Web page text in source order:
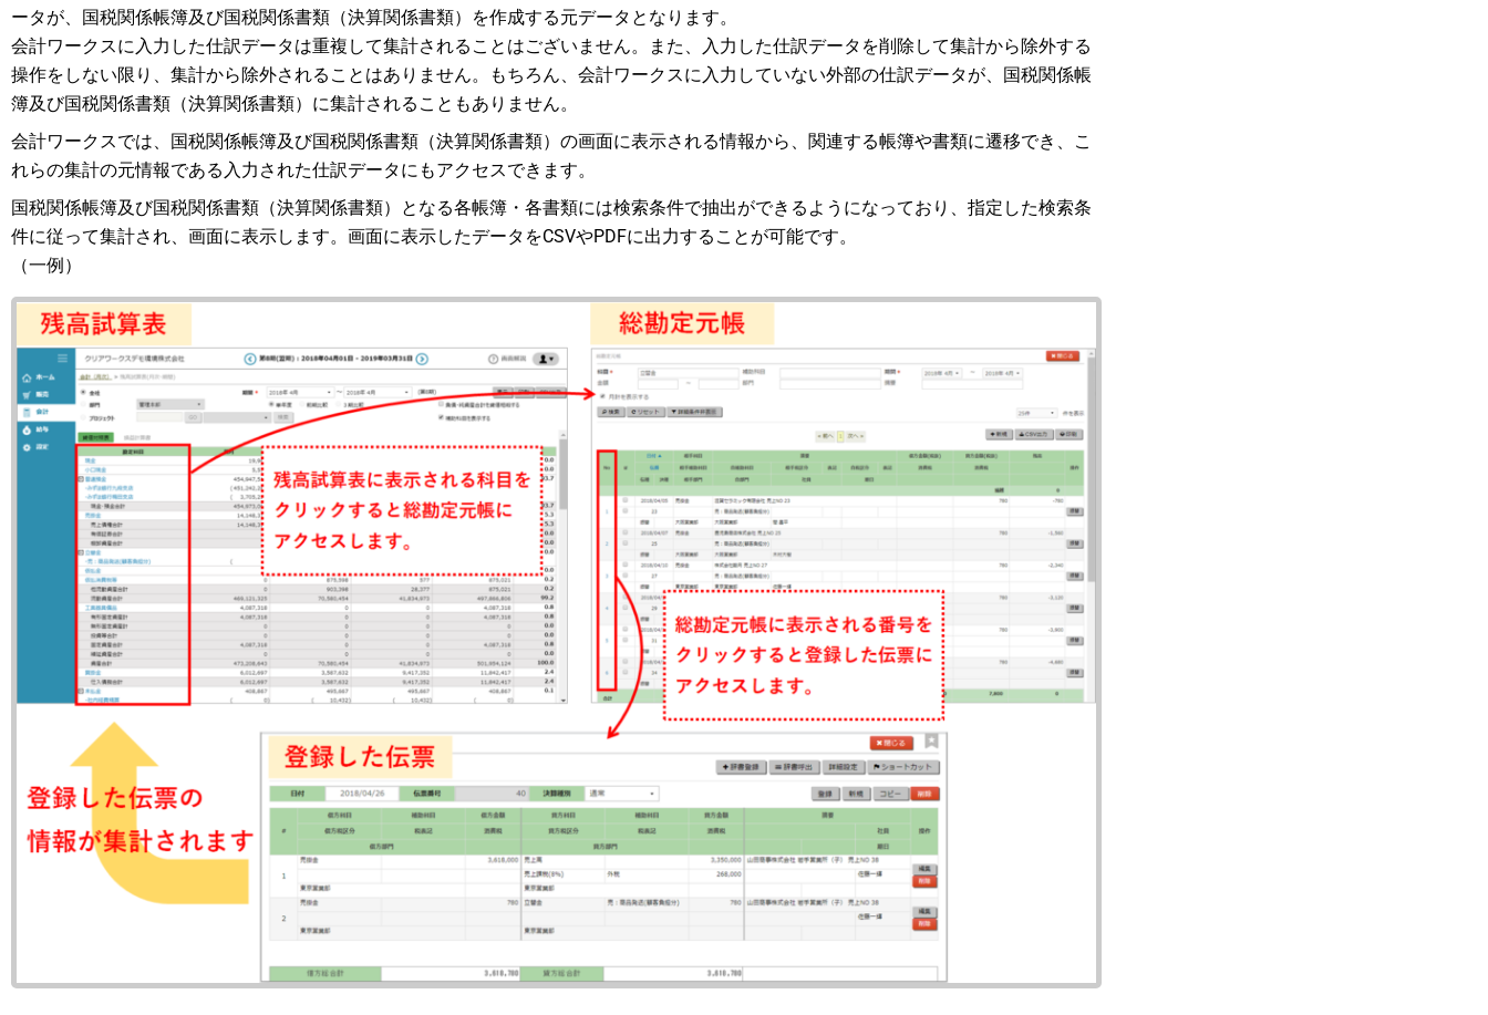
ータが、国税関係帳簿及び国税関係書類（決算関係書類）を作成する元データとなります。
会計ワークスに入力した仕訳データは重複して集計されることはございません。また、入力した仕訳データを削除して集計から除外する
操作をしない限り、集計から除外されることはありません。もちろん、会計ワークスに入力していない外部の仕訳データが、国税関係帳
簿及び国税関係書類（決算関係書類）に集計されることもありません。
会計ワークスでは、国税関係帳簿及び国税関係書類（決算関係書類）の画面に表示される情報から、関連する帳簿や書類に遷移でき、こ
れらの集計の元情報である入力された仕訳データにもアクセスできます。
国税関係帳簿及び国税関係書類（決算関係書類）となる各帳簿・各書類には検索条件で抽出ができるようになっており、指定した検索条
件に従って集計され、画面に表示します。画面に表示したデータをCSVやPDFに出力することが可能です。
（一例）